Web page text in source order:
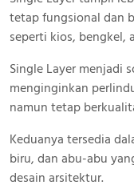
tetap fungsional dan
seperti kios, bengkel,
Single Layer menjadi
menginginkan
namun tetap
Keduanya tersedia
biru, dan abu-abu
desain arsitektur.